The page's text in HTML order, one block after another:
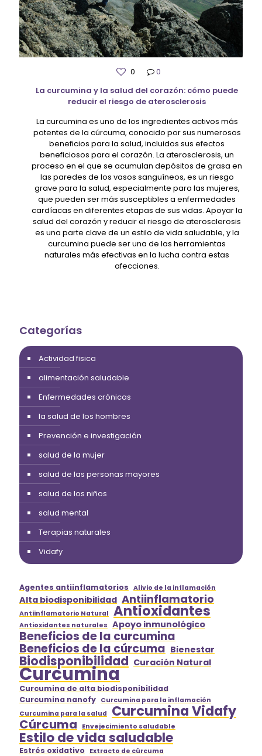
0
0
La curcumina y la salud del corazón: cómo puede
reducir el riesgo de aterosclerosis
La curcumina es uno de los ingredientes activos más
potentes de la cúrcuma, conocido por sus numerosos
beneficios para la salud, incluidos sus efectos
beneficiosos para el corazón. La aterosclerosis, un
proceso en el que se acumulan depósitos de grasa en
las paredes de los vasos sanguíneos, es un riesgo
grave para la salud, especialmente para las mujeres,
que pueden ser más susceptibles a enfermedades
cardíacas en diferentes etapas de sus vidas. Apoyar la
salud del corazón y reducir el riesgo de aterosclerosis
es una parte clave de un estilo de vida saludable, y la
curcumina puede ser una de las herramientas
naturales más efectivas en la lucha contra estas
afecciones.
Categorías
Actividad fisica
alimentación saludable
Enfermedades crónicas
la salud de los hombres
Prevención e investigación
salud de la mujer
salud de las personas mayores
salud de los niños
salud mental
Terapias naturales
Vidafy
Agentes antiinflamatorios Alivio de la inflamación
Alta biodisponibilidad Antiinflamatorio
Antiinflamatorio Natural Antioxidantes
Antioxidantes naturales Apoyo inmunológico
Beneficios de la curcumina
Beneficios de la cúrcuma Bienestar
Biodisponibilidad Curación Natural
Curcumina
Curcumina de alta biodisponibilidad
Curcumina nanofy Curcumina para la inflamación
Curcumina para la salud
Curcumina Vidafy
Cúrcuma Envejecimiento saludable
Estilo de vida saludable
Estrés oxidativo Extracto de cúrcuma